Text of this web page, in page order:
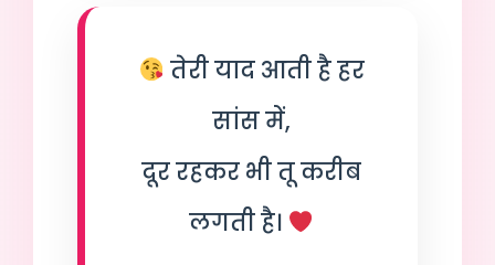
तेरी याद आती है हर
सांस में,
दूर रहकर भी तू करीब
लगती है।